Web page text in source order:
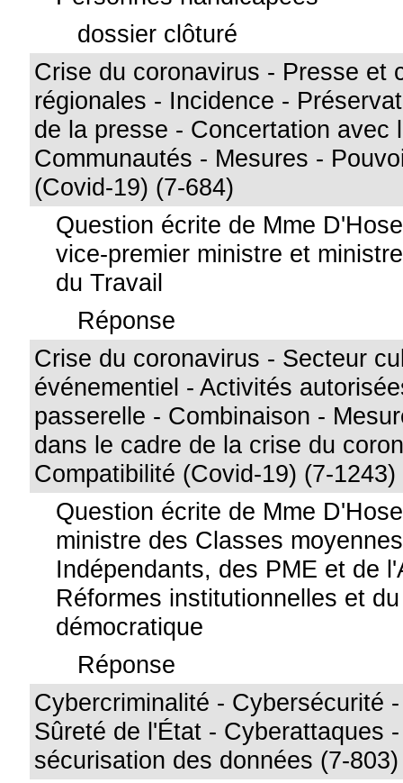
dossier clôturé
Crise du coronavirus - Presse et
régionales - Incidence -
de la presse - Concertation avec
Communautés - Mesures -
(Covid-19) (7-684)
Question écrite de Mme
vice-premier ministre et
du Travail
Réponse
Crise du coronavirus - Secteur
événementiel - Activités
passerelle - Combinaison -
dans le cadre de la crise du
Compatibilité (Covid-19) (7-1243)
Question écrite de Mme
ministre des Classes
Indépendants, des PME et de
Réformes institutionnelles et
démocratique
Réponse
Cybercriminalité - Cybersécurité
Sûreté de l'État - Cyberattaques
sécurisation des données (7-803)